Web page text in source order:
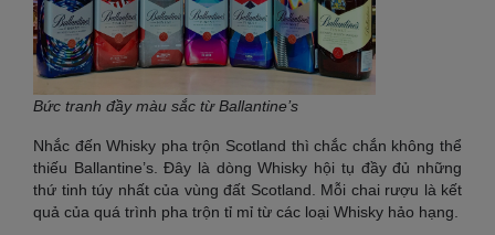
Bức tranh đầy màu sắc từ Ballantine’s
Nhắc đến Whisky pha trộn Scotland thì chắc chắn không thể
thiếu Ballantine’s. Đây là dòng Whisky hội tụ đầy đủ những
thứ tinh túy nhất của vùng đất Scotland. Mỗi chai rượu là kết
quả của quá trình pha trộn tỉ mỉ từ các loại Whisky hảo hạng.